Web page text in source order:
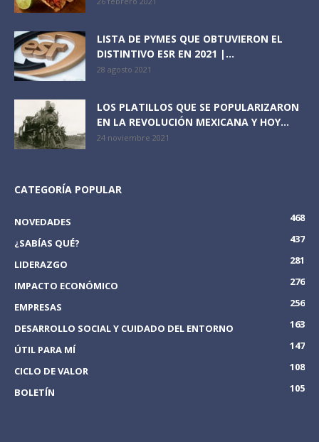
LISTA DE PYMES QUE OBTUVIERON EL
DISTINTIVO ESR EN 2021 |...
28 agosto 2021
LOS PLATILLOS QUE SE POPULARIZARON
EN LA REVOLUCIÓN MEXICANA Y HOY...
24 noviembre 2021
CATEGORÍA POPULAR
NOVEDADES
468
¿SABÍAS QUÉ?
437
LIDERAZGO
281
IMPACTO ECONÓMICO
276
EMPRESAS
256
DESARROLLO SOCIAL Y CUIDADO DEL ENTORNO
163
ÚTIL PARA MÍ
147
CICLO DE VALOR
108
BOLETÍN
105